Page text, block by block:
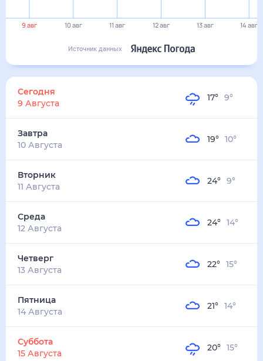
9 авг 10 авг 11 авг 12 авг 13 авг 14 авг
Источник данных
Сегодня
9 Августа
17° 9°
Завтра
10 Августа
19° 10°
Вторник
11 Августа
24° 9°
Среда
12 Августа
24° 14°
Четверг
13 Августа
22° 15°
Пятница
14 Августа
21° 14°
Суббота
15 Августа
20° 15°